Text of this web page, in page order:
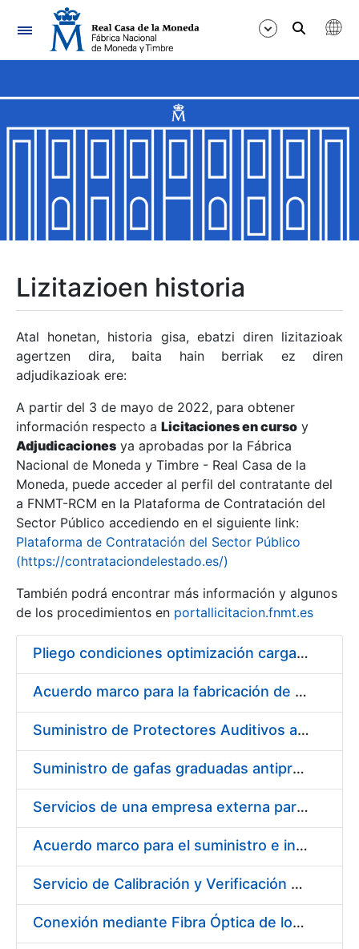
Nabigazioa
Erakutsi/Ezkutatu
Erakutsi/Ezkutatu
Erakutsi/Ezkutatu
Erakutsi/Ezkutatu
Erakutsi/Ezkutatu
Erakutsi/Ezkutatu
Erakutsi/Ezkutatu
Erakutsi/Ezkutatu
Lizitazioen historia
Atal honetan, historia gisa, ebatzi diren lizitazioak
agertzen dira, baita hain berriak ez diren
adjudikazioak ere:
A partir del 3 de mayo de 2022, para obtener
información respecto a Licitaciones en curso y
Adjudicaciones ya aprobadas por la Fábrica
Nacional de Moneda y Timbre - Real Casa de la
Moneda, puede acceder al perfil del contratante del
a FNMT-RCM en la Plataforma de Contratación del
Sector Público accediendo en el siguiente link:
Plataforma de Contratación del Sector Público
(https://contrataciondelestado.es/)
También podrá encontrar más información y algunos
de los procedimientos en portallicitacion.fnmt.es
Pliego condiciones optimización cargas compras firmado
Acuerdo marco para la fabricación de piezas
Suministro de Protectores Auditivos a medida para las personas trabajadoras de los Centros de Trabajo de Madrid y Burgos
Suministro de gafas graduadas antiproyecciones para los trabajadores de la FNMT-RCM en los centros de trabajo de Madrid y Burgos
Servicios de una empresa externa para el asesoramiento y resolución de los recursos de alzada que se presentan relacionados con procesos de selección para la FNMT-RCM
Acuerdo marco para el suministro e instalación de persianas, estores y otros complementos
Servicio de Calibración y Verificación Externa de los Equipos de Medición del Servicio de Prevención de la FNMT-RCM
Conexión mediante Fibra Óptica de los Centros de Proceso de Datos (CPDs) de las sedes de la FNMT-RCM de Burgos y Madrid